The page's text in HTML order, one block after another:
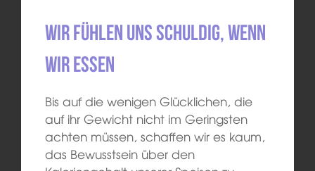
Wir fühlen uns schuldig, wenn
wir essen
Bis auf die wenigen Glücklichen, die
auf ihr Gewicht nicht im Geringsten
achten müssen, schaffen wir es kaum,
das Bewusstsein über den